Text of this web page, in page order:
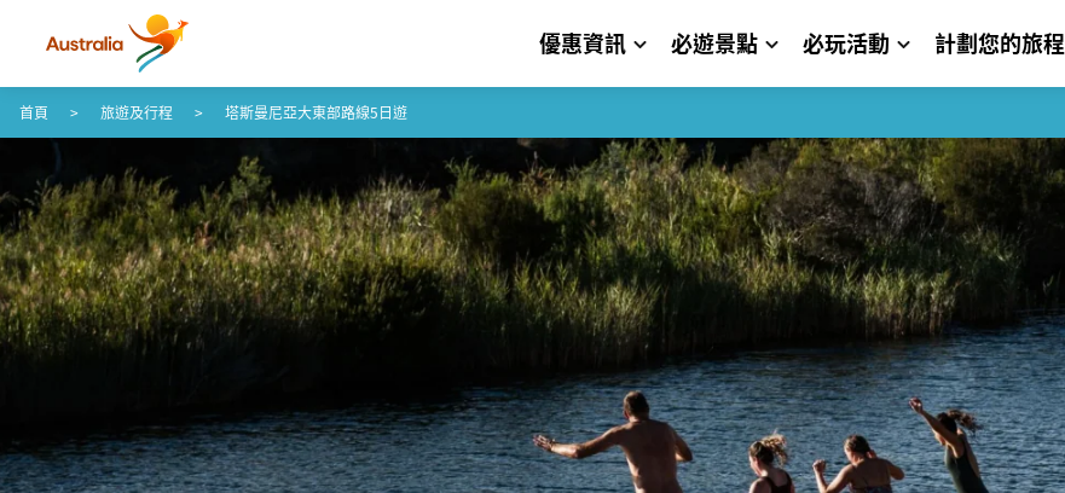
跳至內容
跳至頁尾導覽
優惠資訊 必遊景點 必玩活動 計劃您的旅程
首頁 旅遊及行程 塔斯曼尼亞大東部路線5日遊